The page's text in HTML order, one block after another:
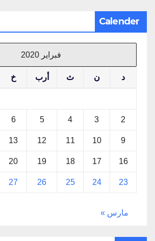
Calender
فبراير 2020
د ن ث أرب خ
2
3
4
5
6
9
10
11
12
13
16
17
18
19
20
23
24
25
26
27
مارس »